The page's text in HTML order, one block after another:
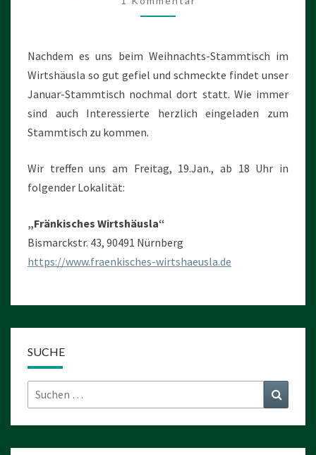
Nachdem es uns beim Weihnachts-Stammtisch im
Wirtshäusla so gut gefiel und schmeckte findet unser
Januar-Stammtisch nochmal dort statt. Wie immer
sind auch Interessierte herzlich eingeladen zum
Stammtisch zu kommen.
Wir treffen uns am Freitag, 19.Jan., ab 18 Uhr in
folgender Lokalität:
„Fränkisches Wirtshäusla“
Bismarckstr. 43, 90491 Nürnberg
https://www.fraenkisches-wirtshaeusla.de
SUCHE
Suchen
nach: